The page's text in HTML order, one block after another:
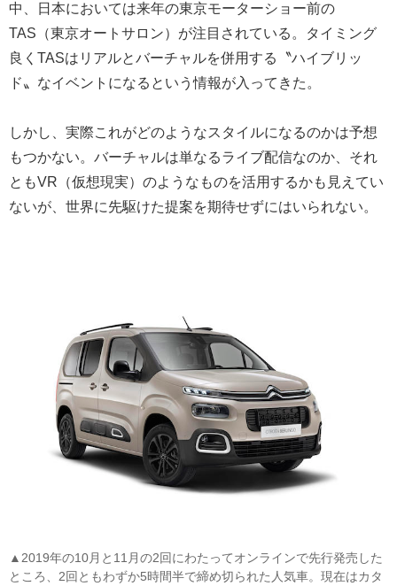
中、日本においては来年の東京モーターショー前の
TAS（東京オートサロン）が注目されている。タイミング
良くTASはリアルとバーチャルを併用する〝ハイブリッ
ド〟なイベントになるという情報が入ってきた。
しかし、実際これがどのようなスタイルになるのかは予想
もつかない。バーチャルは単なるライブ配信なのか、それ
ともVR（仮想現実）のようなものを活用するかも見えてい
ないが、世界に先駆けた提案を期待せずにはいられない。
▲2019年の10月と11月の2回にわたってオンラインで先行発売した
ところ、2回ともわずか5時間半で締め切られた人気車。現在はカタ